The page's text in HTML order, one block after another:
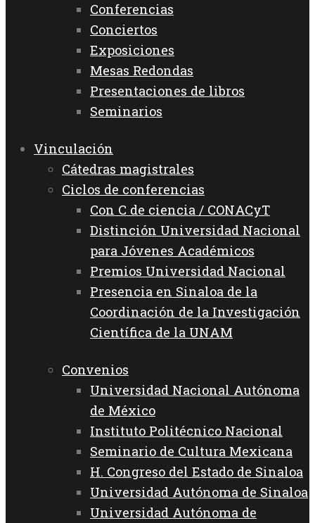
Conferencias
Conciertos
Exposiciones
Mesas Redondas
Presentaciones de libros
Seminarios
Vinculación
Cátedras magistrales
Ciclos de conferencias
Con C de ciencia / CONACyT
Distinción Universidad Nacional
para Jóvenes Académicos
Premios Universidad Nacional
Presencia en Sinaloa de la
Coordinación de la Investigación
Científica de la UNAM
Convenios
Universidad Nacional Autónoma
de México
Instituto Politécnico Nacional
Seminario de Cultura Mexicana
H. Congreso del Estado de Sinaloa
Universidad Autónoma de Sinaloa
Universidad Autónoma de